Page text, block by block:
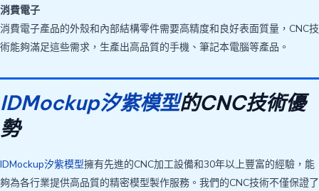
消費電子
消費電子產品的外殼和內部結構零件需要高精度和良好表面質量，CNC技
術能夠滿足這些需求，生產出高品質的手機、筆記本電腦等產品。
IDMockup汐紫模型的CNC技術優
勢
IDMockup汐紫模型擁有先進的CNC加工設備和30年以上豐富的經驗，能
夠為各行業提供高品質的精密模型製作服務。我們的CNC技術不僅保證了